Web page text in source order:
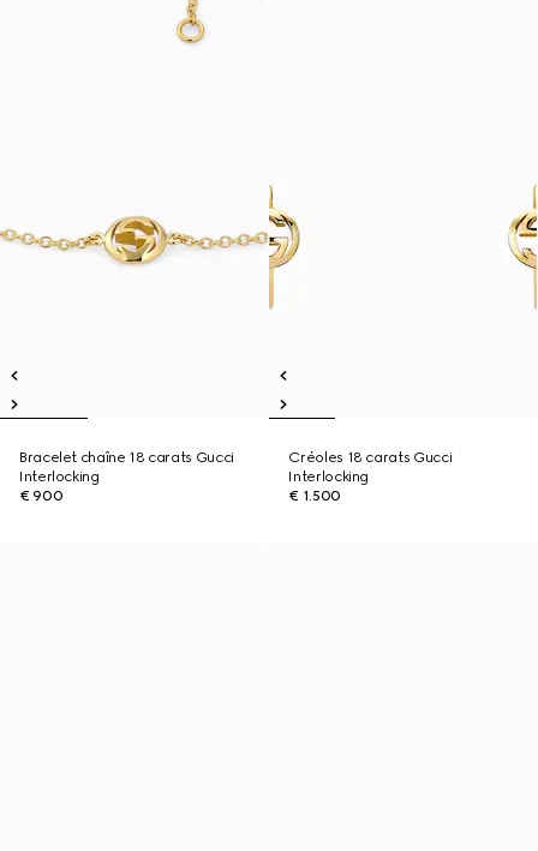
Bracelet chaîne 18 carats Gucci
Interlocking
€ 900
Créoles 18 carats Gucci
Interlocking
€ 1.500